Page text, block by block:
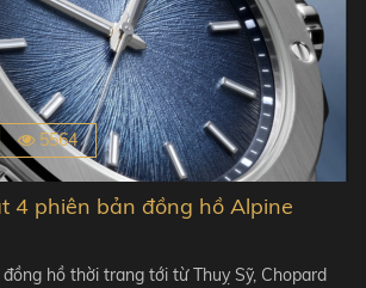
5564
4 phiên bản đồng hồ Alpine
hồ thời trang tới từ Thuỵ Sỹ, Chopard